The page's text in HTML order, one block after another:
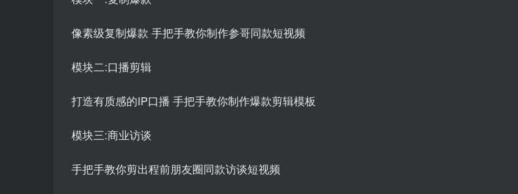
像素级复制爆款 手把手教你制作参哥同款短视频
模块二:口播剪辑
打造有质感的IP口播 手把手教你制作爆款剪辑模板
模块三:商业访谈
手把手教你剪出程前朋友圈同款访谈短视频